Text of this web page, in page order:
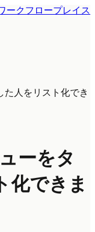
ークフロープレイス
人をリスト化でき
ーをタ
化できま